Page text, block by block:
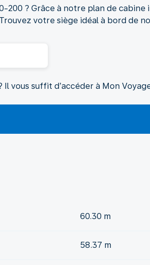
200 ? Grâce à notre plan de
votre siège idéal à bord de
Il vous suffit d’accéder à Mon
60.30 m
58.37 m